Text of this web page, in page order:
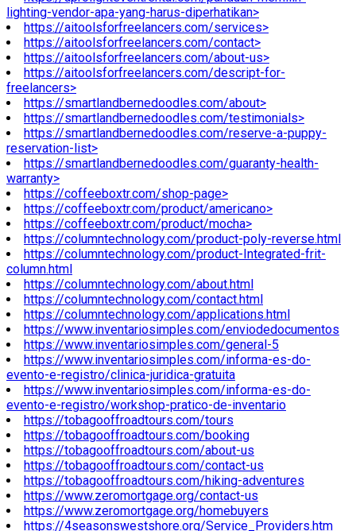
lighting-vendor-apa-yang-harus-diperhatikan>
https://aitoolsforfreelancers.com/services>
https://aitoolsforfreelancers.com/contact>
https://aitoolsforfreelancers.com/about-us>
https://aitoolsforfreelancers.com/descript-for-
freelancers>
https://smartlandbernedoodles.com/about>
https://smartlandbernedoodles.com/testimonials>
https://smartlandbernedoodles.com/reserve-a-puppy-
reservation-list>
https://smartlandbernedoodles.com/guaranty-health-
warranty>
https://coffeeboxtr.com/shop-page>
https://coffeeboxtr.com/product/americano>
https://coffeeboxtr.com/product/mocha>
https://columntechnology.com/product-poly-reverse.html
https://columntechnology.com/product-Integrated-frit-
column.html
https://columntechnology.com/about.html
https://columntechnology.com/contact.html
https://columntechnology.com/applications.html
https://www.inventariosimples.com/enviodedocumentos
https://www.inventariosimples.com/general-5
https://www.inventariosimples.com/informa-es-do-
evento-e-registro/clinica-juridica-gratuita
https://www.inventariosimples.com/informa-es-do-
evento-e-registro/workshop-pratico-de-inventario
https://tobagooffroadtours.com/tours
https://tobagooffroadtours.com/booking
https://tobagooffroadtours.com/about-us
https://tobagooffroadtours.com/contact-us
https://tobagooffroadtours.com/hiking-adventures
https://www.zeromortgage.org/contact-us
https://www.zeromortgage.org/homebuyers
https://4seasonswestshore.org/Service_Providers.htm